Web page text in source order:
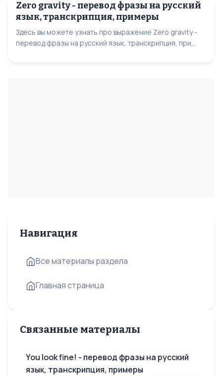
Zero gravity - перевод фразы на русский
язык, транскрипция, примеры
Здесь вы можете узнать про выражение Zero gravity -
перевод фразы на русский язык, транскрипция, при...
Навигация
Все материалы раздела
Главная страница
Связанные материалы
You look fine! - перевод фразы на русский
язык, транскрипция, примеры